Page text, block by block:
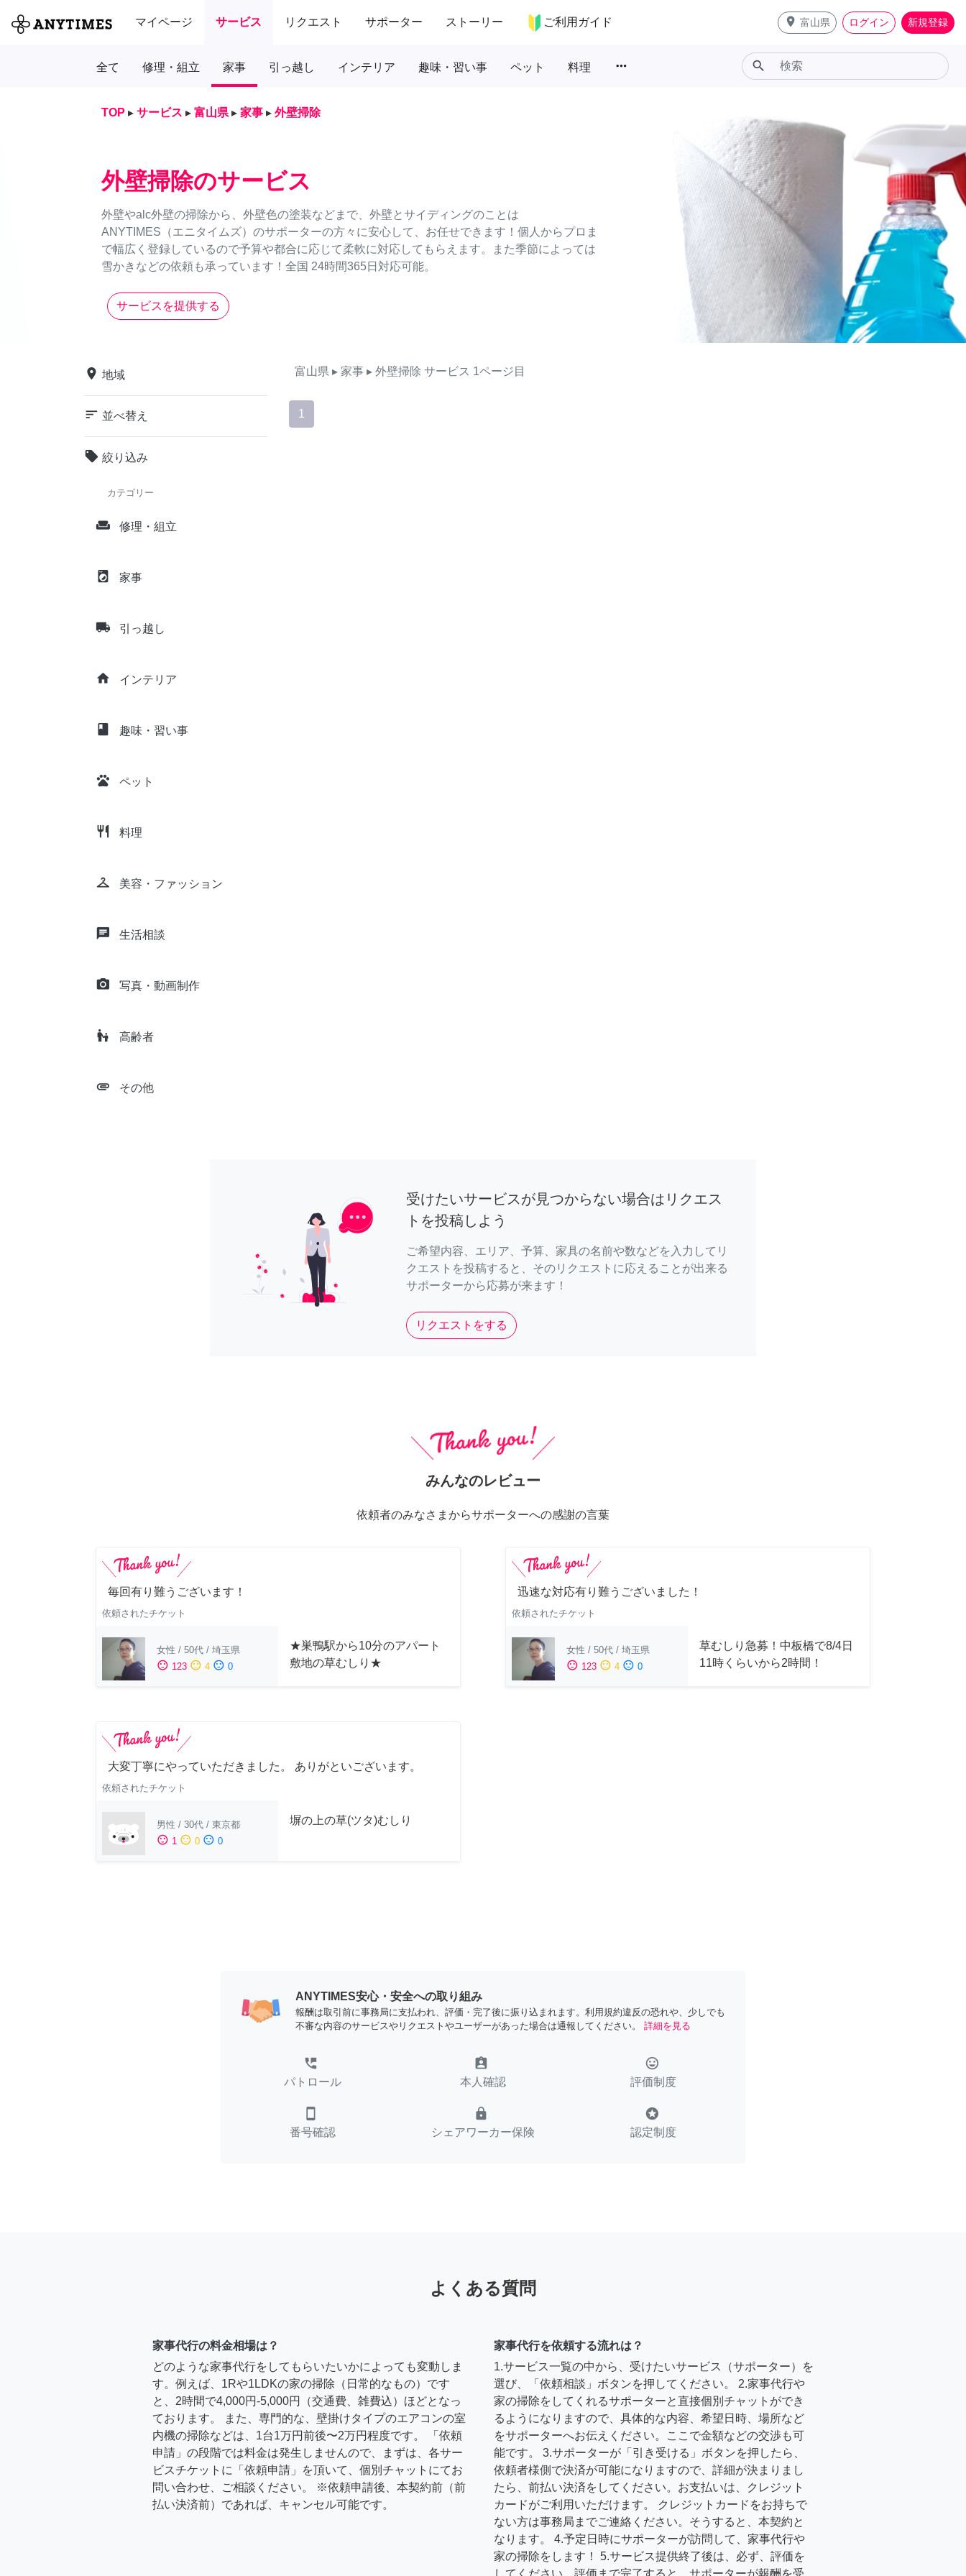
マイページ サービス リクエスト サポーター ストーリー ご利用ガイド place 富山県 ログイン 新規登録
全て 修理・組立 家事 引っ越し インテリア 趣味・習い事 ペット 料理 more_horiz search
TOP ▸ サービス ▸ 富山県 ▸ 家事 ▸ 外壁掃除
外壁掃除のサービス
外壁やalc外壁の掃除から、外壁色の塗装などまで、外壁とサイディングのことは
ANYTIMES（エニタイムズ）のサポーターの方々に安心して、お任せできます！個人からプロま
で幅広く登録しているので予算や都合に応じて柔軟に対応してもらえます。また季節によっては
雪かきなどの依頼も承っています！全国 24時間365日対応可能。
サービスを提供する
place 地域
sort 並べ替え
local_offer 絞り込み
カテゴリー
weekend 修理・組立
local_laundry_service 家事
local_shipping 引っ越し
home インテリア
class 趣味・習い事
pets ペット
restaurant 料理
checkroom 美容・ファッション
chat 生活相談
camera_alt 写真・動画制作
escalator_warning 高齢者
attachment その他
富山県 ▸ 家事 ▸ 外壁掃除 サービス 1ページ目
1
受けたいサービスが見つからない場合はリクエス
トを投稿しよう
ご希望内容、エリア、予算、家具の名前や数などを入力してリ
クエストを投稿すると、そのリクエストに応えることが出来る
サポーターから応募が来ます！
リクエストをする
みんなのレビュー
依頼者のみなさまからサポーターへの感謝の言葉
毎回有り難うございます！
依頼されたチケット
女性 / 50代 / 埼玉県
sentiment_satisfied 123 sentiment_neutral 4 sentiment_dissatisfied 0
★巣鴨駅から10分のアパート
敷地の草むしり★
迅速な対応有り難うございました！
依頼されたチケット
女性 / 50代 / 埼玉県
sentiment_satisfied 123 sentiment_neutral 4 sentiment_dissatisfied 0
草むしり急募！中板橋で8/4日
11時くらいから2時間！
大変丁寧にやっていただきました。 ありがといございます。
依頼されたチケット
男性 / 30代 / 東京都
sentiment_satisfied 1 sentiment_neutral 0 sentiment_dissatisfied 0
塀の上の草(ツタ)むしり
ANYTIMES安心・安全への取り組み
報酬は取引前に事務局に支払われ、評価・完了後に振り込まれます。利用規約違反の恐れや、少しでも
不審な内容のサービスやリクエストやユーザーがあった場合は通報してください。
詳細を見る
perm_phone_msg
パトロール
assignment_ind
本人確認
tag_faces
評価制度
smartphone
番号確認
lock
シェアワーカー保険
stars
認定制度
よくある質問
家事代行の料金相場は？
どのような家事代行をしてもらいたいかによっても変動しま
す。例えば、1Rや1LDKの家の掃除（日常的なもの）です
と、2時間で4,000円-5,000円（交通費、雑費込）ほどとなっ
ております。 また、専門的な、壁掛けタイプのエアコンの室
内機の掃除などは、1台1万円前後〜2万円程度です。 「依頼
申請」の段階では料金は発生しませんので、まずは、各サー
ビスチケットに「依頼申請」を頂いて、個別チャットにてお
問い合わせ、ご相談ください。 ※依頼申請後、本契約前（前
払い決済前）であれば、キャンセル可能です。
家事代行を依頼する流れは？
1.サービス一覧の中から、受けたいサービス（サポーター）を
選び、「依頼相談」ボタンを押してください。 2.家事代行や
家の掃除をしてくれるサポーターと直接個別チャットができ
るようになりますので、具体的な内容、希望日時、場所など
をサポーターへお伝えください。ここで金額などの交渉も可
能です。 3.サポーターが「引き受ける」ボタンを押したら、
依頼者様側で決済が可能になりますので、詳細が決まりまし
たら、前払い決済をしてください。お支払いは、クレジット
カードがご利用いただけます。 クレジットカードをお持ちで
ない方は事務局までご連絡ください。そうすると、本契約と
なります。 4.予定日時にサポーターが訪問して、家事代行や
家の掃除をします！ 5.サービス提供終了後は、必ず、評価を